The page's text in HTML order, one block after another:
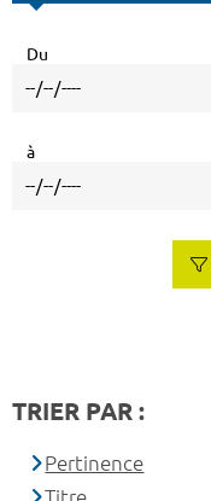
Du
à
TRIER PAR :
Pertinence